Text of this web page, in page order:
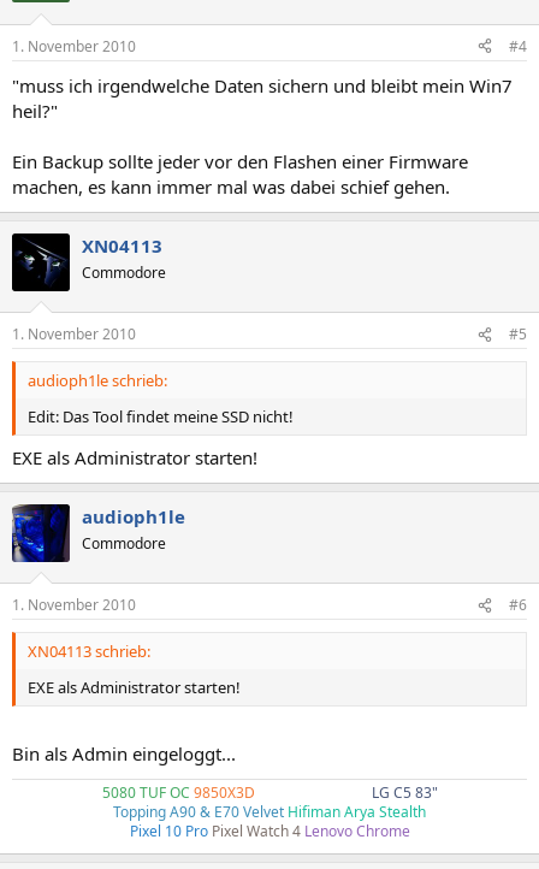
1. November 2010 #4
"muss ich irgendwelche Daten sichern und bleibt mein Win7
heil?"
Ein Backup sollte jeder vor den Flashen einer Firmware
machen, es kann immer mal was dabei schief gehen.
XN04113
Commodore
1. November 2010 #5
audioph1le schrieb:
Edit: Das Tool findet meine SSD nicht!
EXE als Administrator starten!
audioph1le
Commodore
1. November 2010 #6
XN04113 schrieb:
EXE als Administrator starten!
Bin als Admin eingeloggt...
5080 TUF OC 9850X3D
LG C5 83"
Topping A90 & E70 Velvet Hifiman Arya Stealth
Pixel 10 Pro Pixel Watch 4 Lenovo Chrome